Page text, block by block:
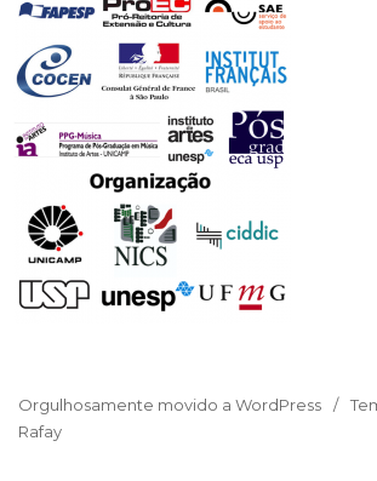
Orgulhosamente movido a WordPress
Rafay